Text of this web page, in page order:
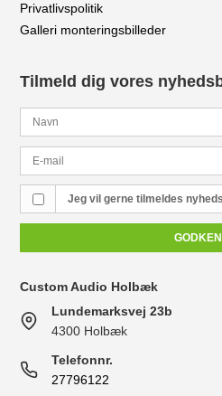
Privatlivspolitik
Galleri monteringsbilleder
Tilmeld dig vores
Jeg vil gerne tilmeldes
Custom Audio Holbæk
Lundemarksvej 23b
4300 Holbæk
Telefonnr.
27796122